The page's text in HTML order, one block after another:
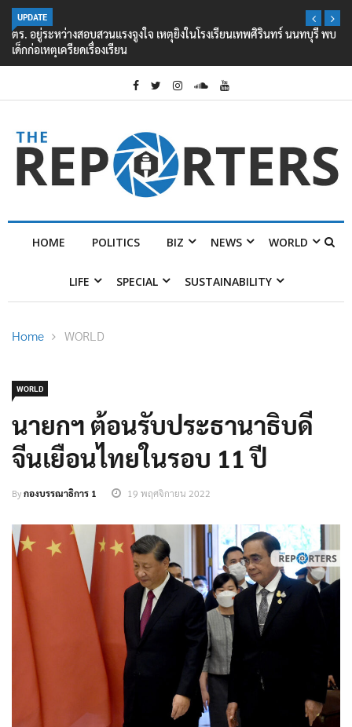
UPDATE
ตร. อยู่ระหว่างสอบสวนแรงจูงใจ เหตุยิงในโรงเรียนเทพศิรินทร์ นนทบุรี พบ
เด็กก่อเหตุเครียดเรื่องเรียน
HOME POLITICS BIZ NEWS WORLD
LIFE SPECIAL SUSTAINABILITY
Home WORLD
WORLD
นายกฯ ต้อนรับประธานาธิบดี
จีนเยือนไทยในรอบ 11 ปี
Byกองบรรณาธิการ 1 19 พฤศจิกายน 2022